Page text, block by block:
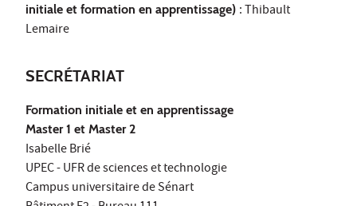
initiale et formation en apprentissage) : Thibault
Lemaire
SECRÉTARIAT
Formation initiale et en apprentissage
Master 1 et Master 2
Isabelle Brié
UPEC - UFR de sciences et technologie
Campus universitaire de Sénart